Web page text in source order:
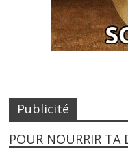
Publicité
POUR NOURRIR TA